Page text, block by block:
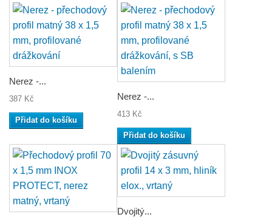
Nerez -...
387 Kč
Přidat do košíku
Nerez -...
413 Kč
Přidat do košíku
Dvojitý...